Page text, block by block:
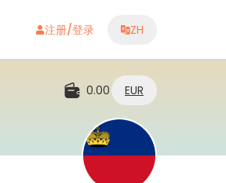
注册/登录 ZH
0.00 EUR